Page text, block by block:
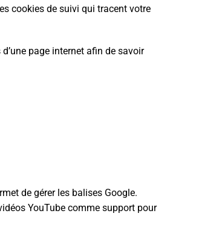
cookies de suivi qui tracent votre
page internet afin de savoir
de gérer les balises Google.
YouTube comme support pour